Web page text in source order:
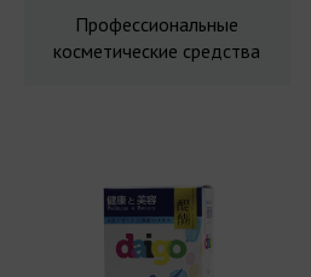
Профессиональные
косметические средства